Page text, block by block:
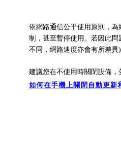
依網路通信公平使用原則，
制， 甚至暫停使用。 若因此問
不同， 網路速度亦會有所差異
建議您在不使用時關閉設備，
如何在手機上關閉自動更新